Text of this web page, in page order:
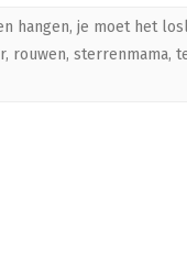
hangen, je moet het
, rouwen, sterrenmama,